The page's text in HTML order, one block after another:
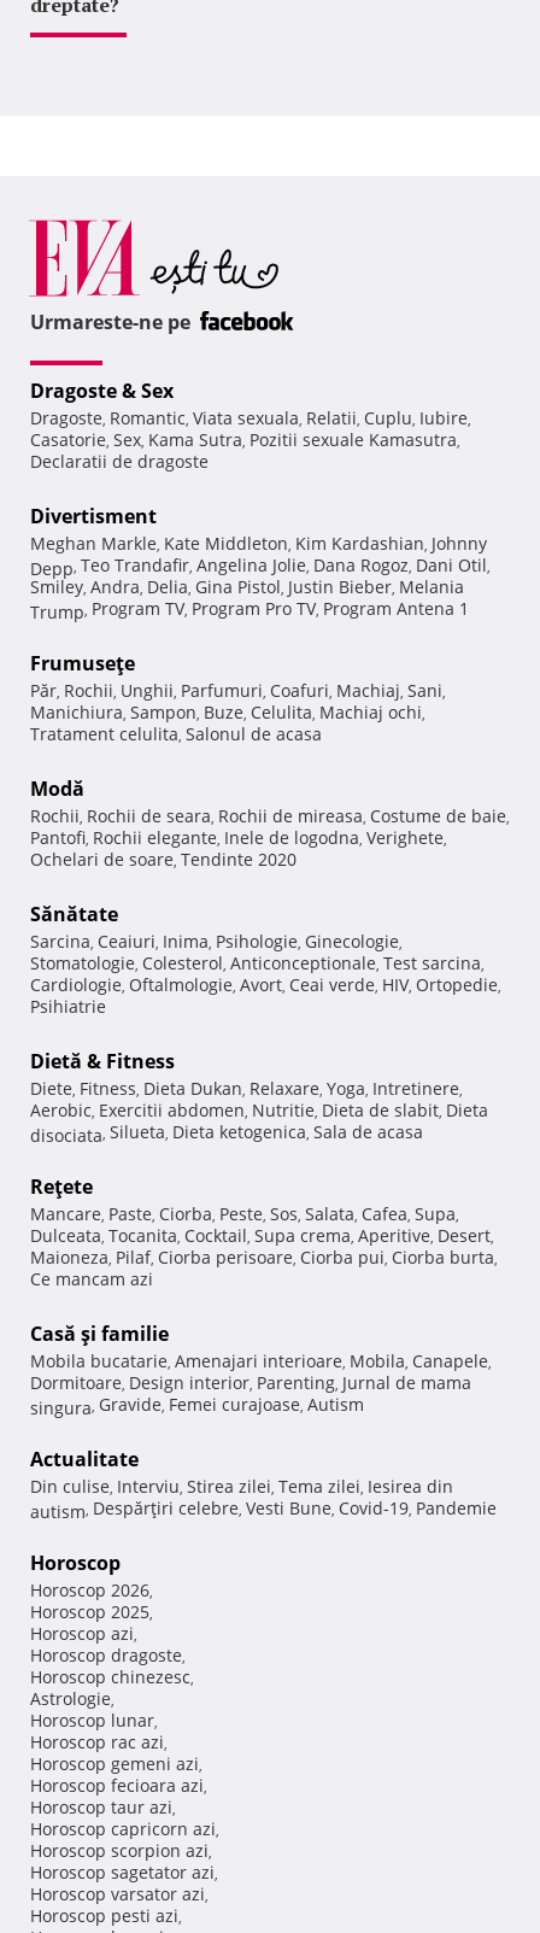
Urmareste-ne pe
Dragoste & Sex
Dragoste, Romantic, Viata sexuala, Relatii, Cuplu, Iubire,
Casatorie, Sex, Kama Sutra, Pozitii sexuale Kamasutra,
Declaratii de dragoste
Divertisment
Meghan Markle, Kate Middleton, Kim Kardashian, Johnny
Depp, Teo Trandafir, Angelina Jolie, Dana Rogoz, Dani Otil,
Smiley, Andra, Delia, Gina Pistol, Justin Bieber, Melania
Trump, Program TV, Program Pro TV, Program Antena 1
Frumuseţe
Păr, Rochii, Unghii, Parfumuri, Coafuri, Machiaj, Sani,
Manichiura, Sampon, Buze, Celulita, Machiaj ochi,
Tratament celulita, Salonul de acasa
Modă
Rochii, Rochii de seara, Rochii de mireasa, Costume de baie,
Pantofi, Rochii elegante, Inele de logodna, Verighete,
Ochelari de soare, Tendinte 2020
Sănătate
Sarcina, Ceaiuri, Inima, Psihologie, Ginecologie,
Stomatologie, Colesterol, Anticonceptionale, Test sarcina,
Cardiologie, Oftalmologie, Avort, Ceai verde, HIV, Ortopedie,
Psihiatrie
Dietă & Fitness
Diete, Fitness, Dieta Dukan, Relaxare, Yoga, Intretinere,
Aerobic, Exercitii abdomen, Nutritie, Dieta de slabit, Dieta
disociata, Silueta, Dieta ketogenica, Sala de acasa
Reţete
Mancare, Paste, Ciorba, Peste, Sos, Salata, Cafea, Supa,
Dulceata, Tocanita, Cocktail, Supa crema, Aperitive, Desert,
Maioneza, Pilaf, Ciorba perisoare, Ciorba pui, Ciorba burta,
Ce mancam azi
Casă şi familie
Mobila bucatarie, Amenajari interioare, Mobila, Canapele,
Dormitoare, Design interior, Parenting, Jurnal de mama
singura, Gravide, Femei curajoase, Autism
Actualitate
Din culise, Interviu, Stirea zilei, Tema zilei, Iesirea din
autism, Despărţiri celebre, Vesti Bune, Covid-19, Pandemie
Horoscop
Horoscop 2026,
Horoscop 2025,
Horoscop azi,
Horoscop dragoste,
Horoscop chinezesc,
Astrologie,
Horoscop lunar,
Horoscop rac azi,
Horoscop gemeni azi,
Horoscop fecioara azi,
Horoscop taur azi,
Horoscop capricorn azi,
Horoscop scorpion azi,
Horoscop sagetator azi,
Horoscop varsator azi,
Horoscop pesti azi,